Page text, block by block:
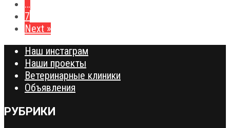
…
7
Next »
Наш инстаграм
Наши проекты
Ветеринарные клиники
Объявления
РУБРИКИ